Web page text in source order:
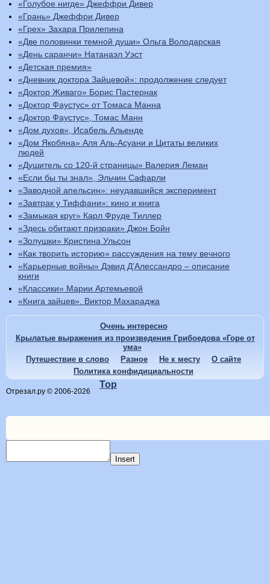
«Голубое нигде» Джеффри Дивер
«Грань» Джеффри Дивер
«Грех» Захара Прилепина
«Две половинки темной души» Ольга Володарская
«День саранчи» Натанаэл Уэст
«Детская премия»
«Дневник доктора Зайцевой»: продолжение следует
«Доктор Живаго» Борис Пастернак
«Доктор Фаустус» от Томаса Манна
«Доктор Фаустус», Томас Манн
«Дом духов», Исабель Альенде
«Дом Якобяна» Аля Аль-Асуани и Цитаты великих
людей
«Душитель со 120-й страницы» Валерия Леман
«Если бы ты знал», Эльчин Сафарли
«Заводной апельсин»: неудавшийся эксперимент
«Завтрак у Тиффани»: кино и книга
«Замыкая круг» Карл Фруде Тиллер
«Здесь обитают призраки» Джон Бойн
«Золушки» Кристина Ульсон
«Как творить историю» рассуждения на тему вечного
«Карьерные войны» Дэвид Д’Алессандро – описание
книги
«Классики» Марии Артемьевой
«Книга зайцев». Виктор Махараджа
Очень интересно
Крылатые выражения из произведения Грибоедова «Горе от
ума»
Путешествие в слово
Разное Не к месту
О сайте
Политика конфидициальности
Отрезал.ру © 2006-2026
Top
Insert